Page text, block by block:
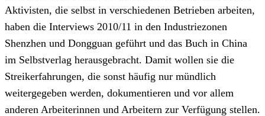
Aktivisten, die selbst in verschiedenen Betrieben arbeiten,
haben die Interviews 2010/11 in den Industriezonen
Shenzhen und Dongguan geführt und das Buch in China
im Selbstverlag herausgebracht. Damit wollen sie die
Streikerfahrungen, die sonst häufig nur mündlich
weitergegeben werden, dokumentieren und vor allem
anderen Arbeiterinnen und Arbeitern zur Verfügung stellen.